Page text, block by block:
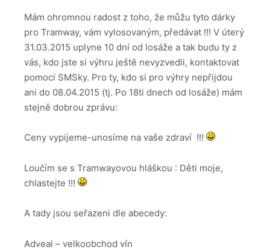
Mám ohromnou radost z toho, že můžu tyto dárky
pro Tramway, vám vylosovaným, předávat !!! V úterý
31.03.2015 uplyne 10 dní od losáže a tak budu ty z
vás, kdo jste si výhru ještě nevyzvedli, kontaktovat
pomocí SMSky. Pro ty, kdo si pro výhry nepřijdou
ani do 08.04.2015 (tj. Po 18ti dnech od losáže) mám
stejně dobrou zprávu:
Ceny vypijeme-unosíme na vaše zdraví !!!
Loučím se s Tramwayovou hláškou : Děti moje,
chlastejte !!!
A tady jsou seřazeni dle abecedy:
Adveal – velkoobchod vín